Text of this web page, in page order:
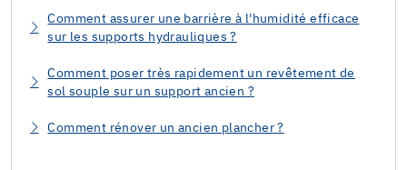
Comment assurer une barrière à l'humidité efficace
sur les supports hydrauliques ?
Comment poser très rapidement un revêtement de
sol souple sur un support ancien ?
Comment rénover un ancien plancher ?